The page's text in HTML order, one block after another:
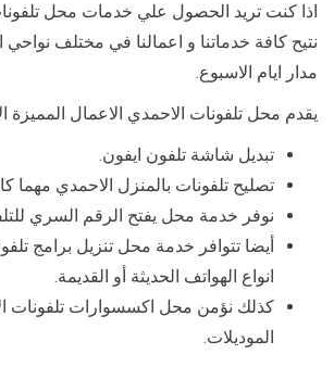
اذا كنت تريد الحصول علي خدمات محل
نتيح كافة خدماتنا و اعمالنا في مختلف
مدار ايام الاسبوع.
يقدم محل تلفونات الاحمدي الاعمال المميزة
تبديل شاشة تلفون ايفون.
تصليح تلفونات بالمنزل الاحمدي مهما
نوفر خدمة محل يفتح الرقم السري
أيضا تتوافر خدمة محل تنزيل برامج
انواع الهواتف الحديثة أو القديمة.
كذلك نؤمن محل اكسسوارات تلفونات
الموديلات.